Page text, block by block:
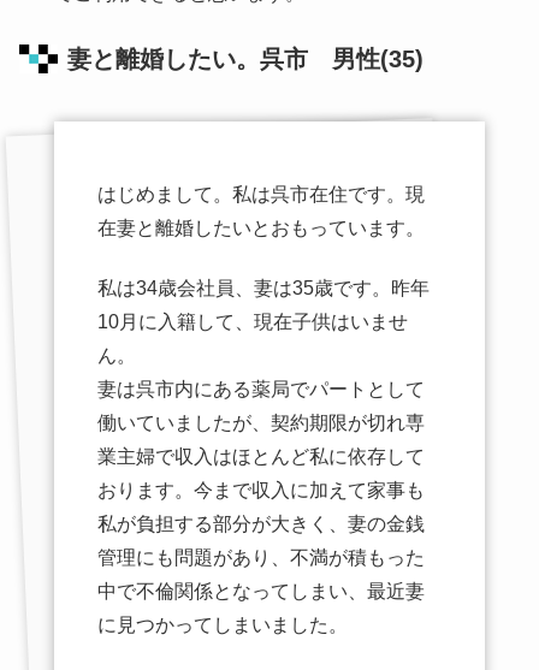
妻と離婚したい。呉市 男性(35)
はじめまして。私は呉市在住です。現
在妻と離婚したいとおもっています。
私は34歳会社員、妻は35歳です。昨年
10月に入籍して、現在子供はいませ
ん。
妻は呉市内にある薬局でパートとして
働いていましたが、契約期限が切れ専
業主婦で収入はほとんど私に依存して
おります。今まで収入に加えて家事も
私が負担する部分が大きく、妻の金銭
管理にも問題があり、不満が積もった
中で不倫関係となってしまい、最近妻
に見つかってしまいました。